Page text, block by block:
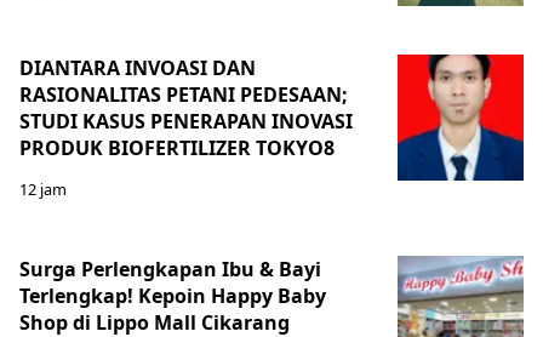
DIANTARA INVOASI DAN
RASIONALITAS PETANI PEDESAAN;
STUDI KASUS PENERAPAN INOVASI
PRODUK BIOFERTILIZER TOKYO8
12 jam
Surga Perlengkapan Ibu & Bayi
Terlengkap! Kepoin Happy Baby
Shop di Lippo Mall Cikarang